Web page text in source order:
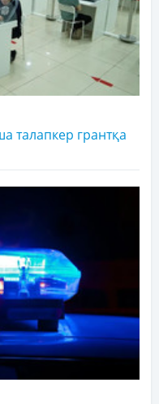
талапкер грантқа